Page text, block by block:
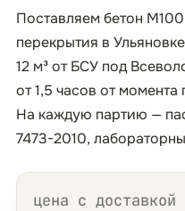
Поставляем бетон
перекрытия в
12 м³ от БСУ под
от 1,5 часов от
На каждую партию —
7473-2010,
цена с доставкой